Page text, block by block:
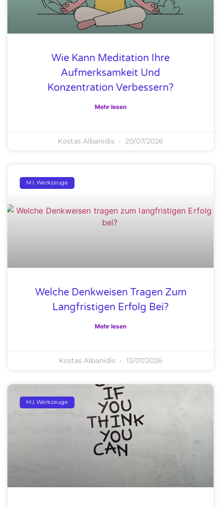
Wie Kann Meditation Ihre
Aufmerksamkeit Und
Konzentration Verbessern?
Mehr lesen
Kostas Albanidis 20/07/2026
M.I. Werkzeuge
Welche Denkweisen Tragen Zum
Langfristigen Erfolg Bei?
Mehr lesen
Kostas Albanidis 13/07/2026
M.I. Werkzeuge